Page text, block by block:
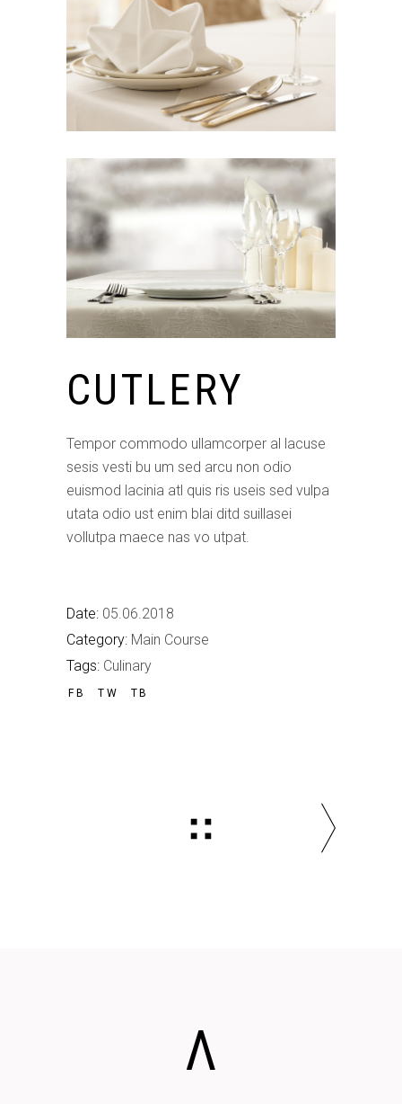
CUTLERY
Tempor commodo ullamcorper al lacuse
sesis vesti bu um sed arcu non odio
euismod lacinia atl quis ris useis sed vulpa
utata odio ust enim blai ditd suillasei
vollutpa maece nas vo utpat.
Date: 05.06.2018
Category: Main Course
Tags: Culinary
FB TW TB